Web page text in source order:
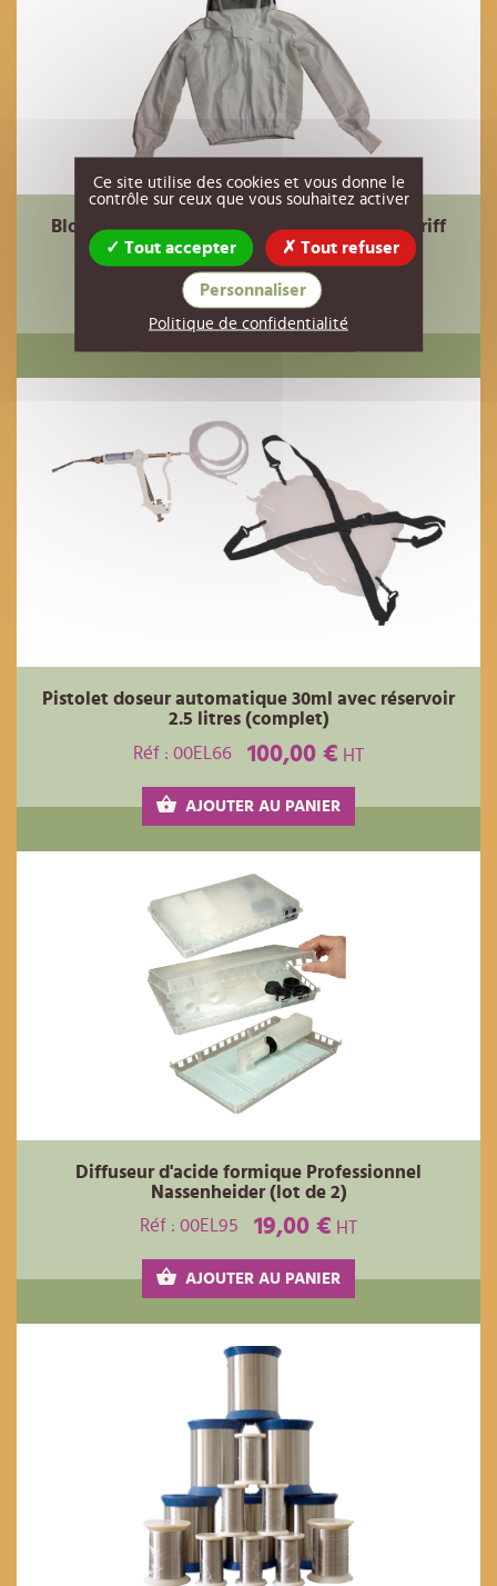
Blouson AERE QUALITE avec voile type sherriff
(taille S )
Réf : 05VE74
76,50 €
AJOUTER AU PANIER
Pistolet doseur automatique 30ml avec réservoir
2.5 litres (complet)
Réf : 00EL66
100,00 € HT
AJOUTER AU PANIER
Diffuseur d'acide formique Professionnel
Nassenheider (lot de 2)
Réf : 00EL95
19,00 € HT
AJOUTER AU PANIER
Ce site utilise des cookies et vous donne le
contrôle sur ceux que vous souhaitez activer
Tout accepter Tout refuser
Personnaliser
Politique de confidentialité